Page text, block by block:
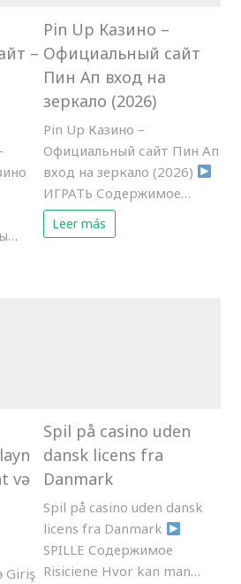
–
Pin Up Казино –
Официальный сайт
Пин Ап вход на
зеркало (2026)
Pin Up Казино –
Официальный сайт Пин Ап
вход на зеркало (2026)
ИГРАТЬ Содержимое…
Leer más
və
Giriş
Spil på casino uden
dansk licens fra
Danmark
Spil på casino uden dansk
licens fra Danmark
SPILLE Содержимое
Risiciene Hvor kan man…